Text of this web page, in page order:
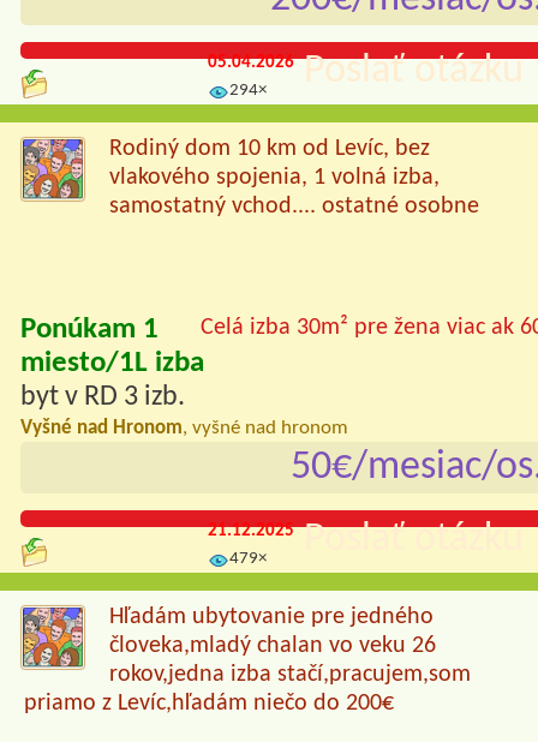
Poslať otázku
05.04.2026
294×
Rodiný dom 10 km od Levíc, bez
vlakového spojenia, 1 volná izba,
samostatný vchod.... ostatné osobne
Celá izba 30m² pre žena viac ak
Ponúkam 1
miesto/1L izba
byt v RD 3 izb.
Vyšné nad Hronom, vyšné nad hronom
50€/mesiac/
Poslať otázku
21.12.2025
479×
Hľadám ubytovanie pre jedného
človeka,mladý chalan vo veku 26
rokov,jedna izba stačí,pracujem,som
priamo z Levíc,hľadám niečo do 200€